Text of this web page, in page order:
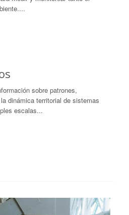
sobre patrones,
dinámica territorial de sistemas
escalas...